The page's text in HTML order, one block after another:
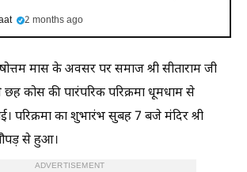
2 months ago
मास के अवसर पर समाज श्री सीताराम जी
कोस की पारंपरिक परिक्रमा धूमधाम से
परिक्रमा का शुभारंभ सुबह 7 बजे मंदिर श्री
से हुआ।
ADVERTISEMENT